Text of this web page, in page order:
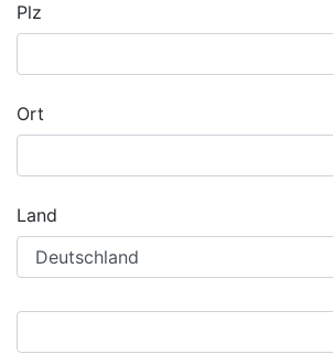
Plz
Ort
Land